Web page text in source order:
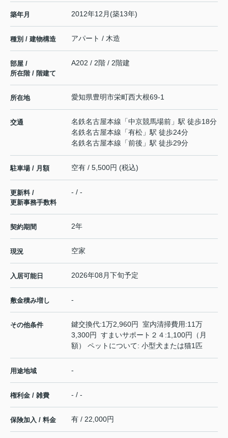
築年月 2012年12月(築13年)
種別 / 建物構造 アパート / 木造
部屋 /
所在階 / 階建て
A202 / 2階 / 2階建
所在地 愛知県豊明市栄町西大根69-1
交通 名鉄名古屋本線 「中京競馬場前 」駅 徒歩18分
名鉄名古屋本線 「有松 」駅 徒歩24分
名鉄名古屋本線 「前後 」駅 徒歩29分
駐車場 / 月額 空有 / 5,500円 (税込)
更新料 /
更新事務手数料
- / -
契約期間 2年
現況 空家
入居可能日 2026年08月下旬予定
敷金積み増し -
その他条件
鍵交換代:1万2,960円 室内清掃費用:11万
3,300円 すまいサポート２４:1,100円（月
額） ペットについて: 小型犬または猫1匹
用途地域 -
権利金 / 雑費 - / -
保険加入 / 料金 有 / 22,000円